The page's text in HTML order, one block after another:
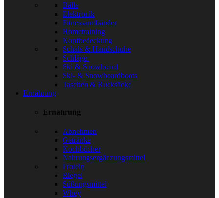
Bälle
Elektronik
Fitnessarmbänder
Hometraining
Kopfbedeckung
Schals & Handschuhe
Schläger
Ski & Snowboard
Ski- & Snowboardboots
Taschen & Rucksäcke
Ernährung
Ernährung
Abnehmen
Getränke
Kochbücher
Nahrungsergänzungsmittel
Protein
Riegel
Süßungsmittel
Whey